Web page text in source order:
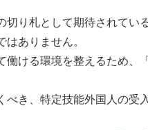
り札として期待されてい
ありません。
ける環境を整えるため、
き、特定技能外国人の受